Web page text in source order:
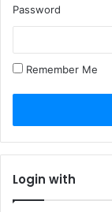
Password
Remember Me
Login with